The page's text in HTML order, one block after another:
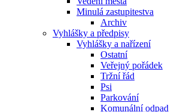
Minulá zastupitestva
Archiv
Vyhlášky a předpisy
Vyhlášky a nařízení
Ostatní
Veřejný pořádek
Tržní řád
Psi
Parkování
Komunální odpad